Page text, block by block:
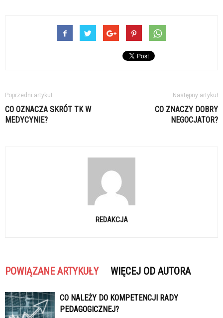
Poprzedni artykuł
CO OZNACZA SKRÓT TK W
MEDYCYNIE?
Następny artykuł
CO ZNACZY DOBRY
NEGOCJATOR?
REDAKCJA
POWIĄZANE ARTYKUŁY WIĘCEJ OD AUTORA
CO NALEŻY DO KOMPETENCJI RADY
PEDAGOGICZNEJ?